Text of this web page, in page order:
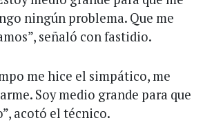
ningún problema. Que me
señaló con fastidio.
me hice el simpático, me
Soy medio grande para que
acotó el técnico.